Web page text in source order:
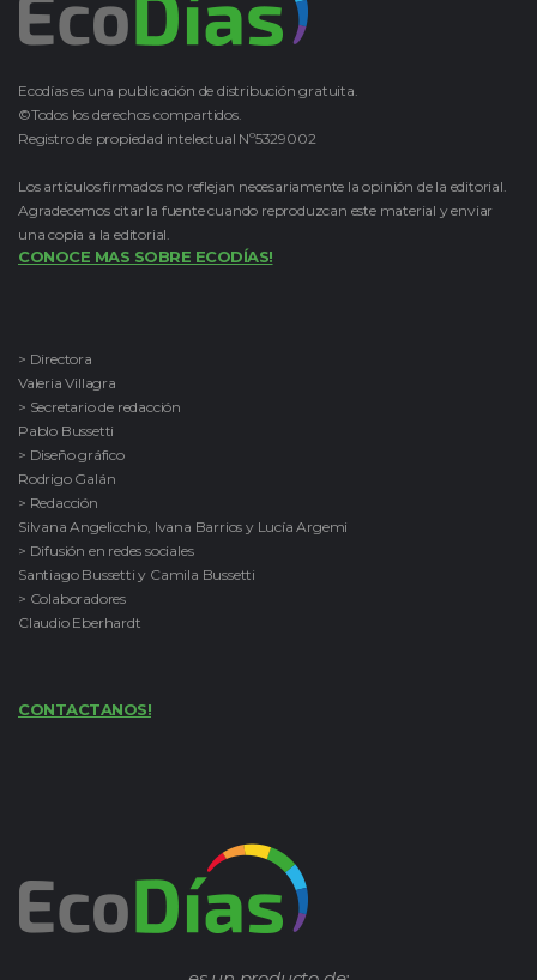
Ecodías es una publicación de distribución gratuita.
©Todos los derechos compartidos.
Registro de propiedad intelectual Nº5329002
Los artículos firmados no reflejan necesariamente la opinión de la editorial.
Agradecemos citar la fuente cuando reproduzcan este material y enviar
una copia a la editorial.
CONOCE MAS SOBRE ECODÍAS!
> Directora
Valeria Villagra
> Secretario de redacción
Pablo Bussetti
> Diseño gráfico
Rodrigo Galán
> Redacción
Silvana Angelicchio, Ivana Barrios y Lucía Argemi
> Difusión en redes sociales
Santiago Bussetti y Camila Bussetti
> Colaboradores
Claudio Eberhardt
CONTACTANOS!